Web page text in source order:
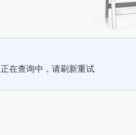
正在查询中，请刷新重试